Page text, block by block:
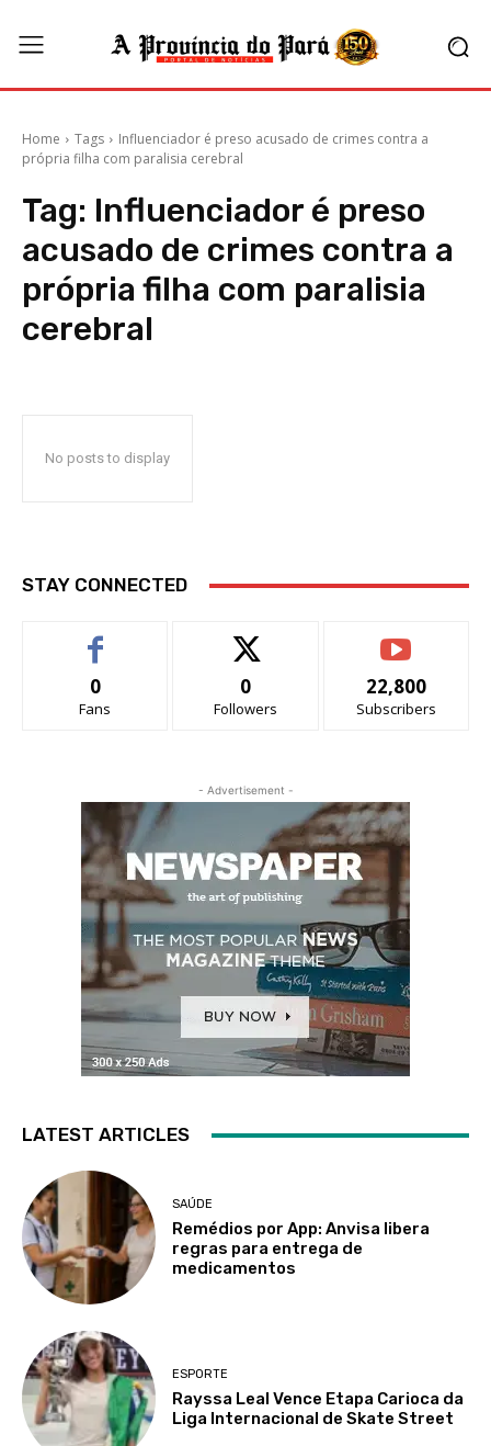
Home Tags
Influenciador é preso acusado de crimes contra a
própria filha com paralisia cerebral
Tag: Influenciador é preso
acusado de crimes contra a
própria filha com paralisia
cerebral
No posts to display
STAY CONNECTED
0
Fans
0
Followers
22,800
Subscribers
- Advertisement -
LATEST ARTICLES
SAÚDE
Remédios por App: Anvisa libera
regras para entrega de
medicamentos
ESPORTE
Rayssa Leal Vence Etapa Carioca da
Liga Internacional de Skate Street